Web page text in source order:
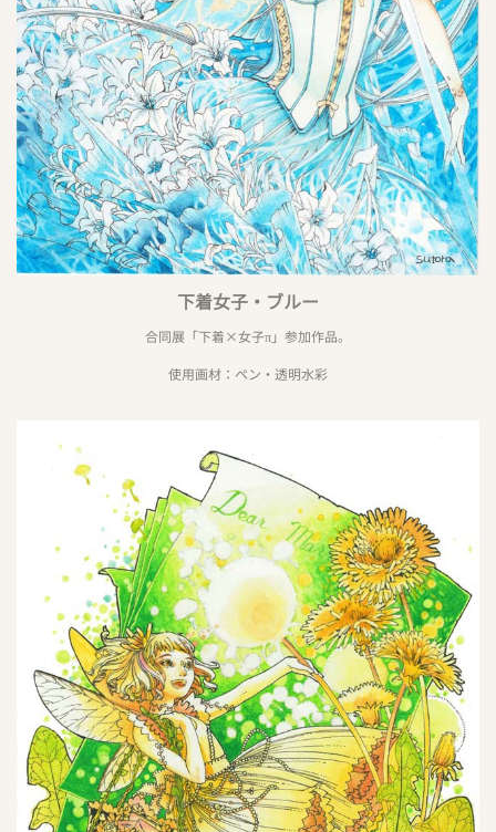
下着女子・ブルー
合同展「下着×女子π」参加作品。
使用画材：ペン・透明水彩